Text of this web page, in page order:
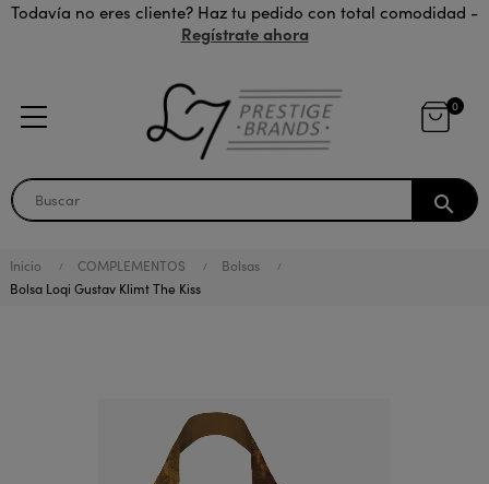
Todavía no eres cliente? Haz tu pedido con total comodidad -
Regístrate ahora
0
search
Inicio COMPLEMENTOS
Bolsas
Bolsa Loqi Gustav Klimt The Kiss